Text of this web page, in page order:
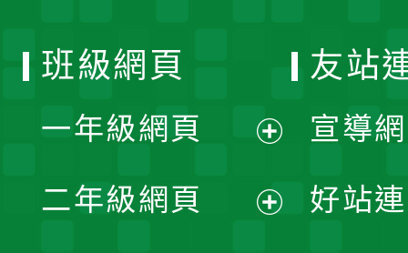
班級網頁
一年級網頁
開
二年級網頁
友站
宣導
好站